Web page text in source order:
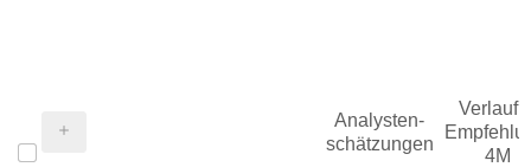
Analysten-
schätzungen
Verlauf
4M